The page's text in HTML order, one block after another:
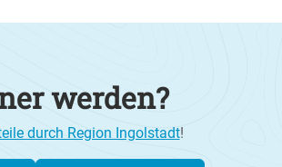
werden?
durch Region Ingolstadt!